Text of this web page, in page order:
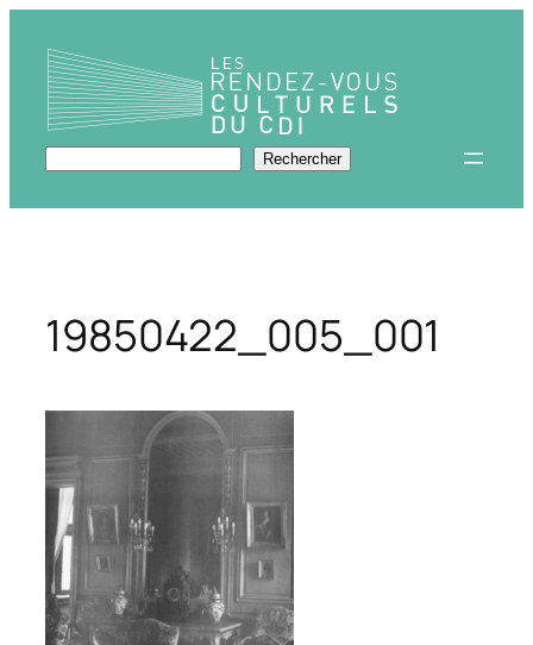
contenu
Rechercher Rechercher
19850422_005_001